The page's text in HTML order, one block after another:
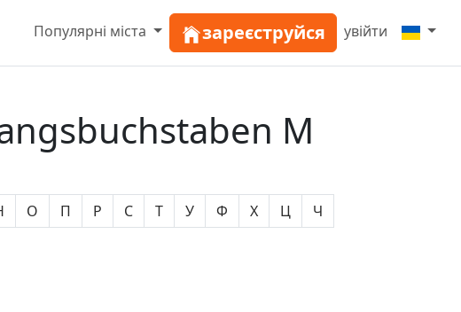
Популярні міста зареєструйся увійти
М
О П Р С Т У Ф Х Ц
Ч